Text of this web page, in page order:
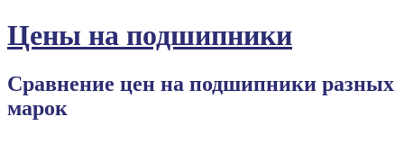
Цены на подшипники
Сравнение цен на подшипники разных
марок